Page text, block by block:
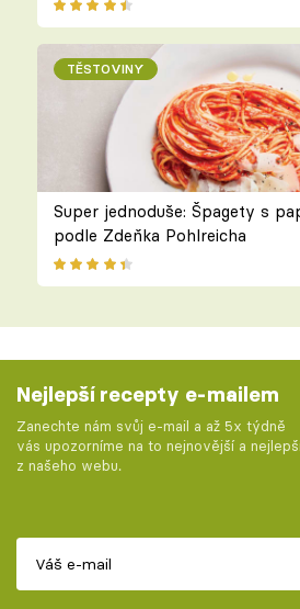
TĚSTOVINY
Super jednoduše: Špagety s
podle Zdeňka Pohlreicha
Nejlepší recepty e-mailem
Zanechte nám svůj e-mail a až 5x týdně
vás upozorníme na to nejnovější a
z našeho webu.